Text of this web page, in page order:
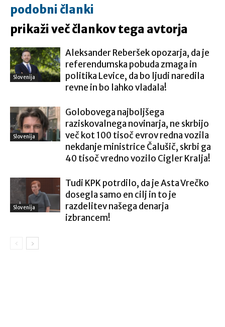
podobni članki
prikaži več člankov tega avtorja
Slovenija
Aleksander Reberšek opozarja, da je
referendumska pobuda zmaga in
politika Levice, da bo ljudi naredila
revne in bo lahko vladala!
Slovenija
Golobovega najboljšega
raziskovalnega novinarja, ne skrbijo
več kot 100 tisoč evrov redna vozila
nekdanje ministrice Čalušič, skrbi ga
40 tisoč vredno vozilo Cigler Kralja!
Slovenija
Tudi KPK potrdilo, da je Asta Vrečko
dosegla samo en cilj in to je
razdelitev našega denarja
izbrancem!